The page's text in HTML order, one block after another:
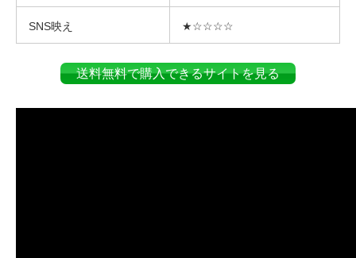
SNS映え ★☆☆☆☆
送料無料で購入できるサイトを見る